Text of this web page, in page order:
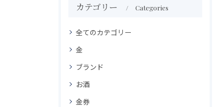
カテゴリー Categories
全てのカテゴリー
金
ブランド
お酒
金券